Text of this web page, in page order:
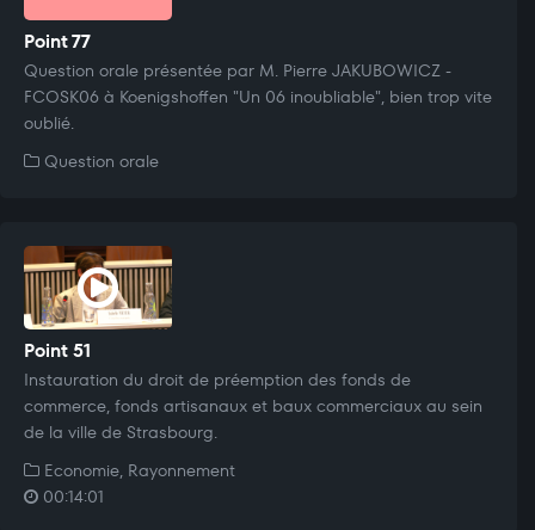
Point 77
Question orale présentée par M. Pierre JAKUBOWICZ -
FCOSK06 à Koenigshoffen "Un 06 inoubliable", bien trop vite
oublié.
Question orale
Point 51
Instauration du droit de préemption des fonds de
commerce, fonds artisanaux et baux commerciaux au sein
de la ville de Strasbourg.
Economie, Rayonnement
00:14:01